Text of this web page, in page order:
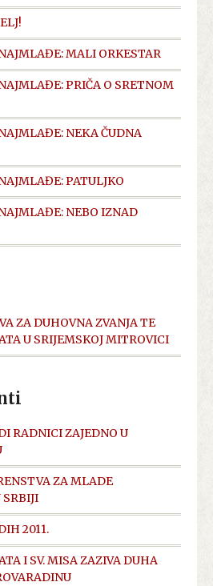
MALI ORKESTAR
PRIČA O SRETNOM
NEKA ČUDNA
PATULJKO
NEBO IZNAD
ZA DUHOVNA ZVANJA TE
U SRIJEMSKOJ MITROVICI
RADNICI ZAJEDNO U
ZA MLADE
SRBIJI
2011.
I SV. MISA ZAZIVA DUHA